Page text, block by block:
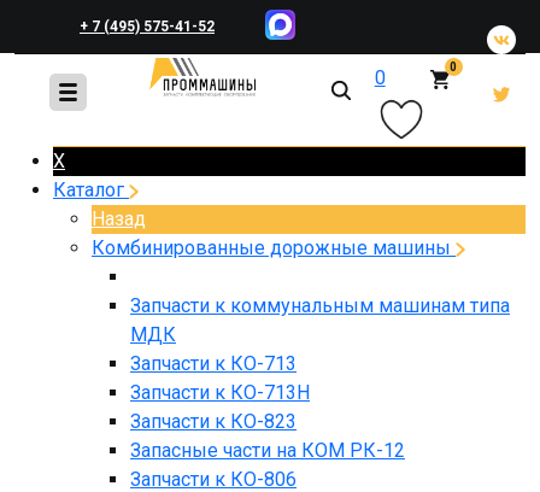
+ 7 (495) 575-41-52
+ 7 (495) 648-45-83 0 0
X
Каталог
Назад
Комбинированные дорожные машины
Запчасти к коммунальным машинам типа
МДК
Запчасти к КО-713
Запчасти к КО-713Н
Запчасти к КО-823
Запасные части на КОМ РК-12
Запчасти к КО-806